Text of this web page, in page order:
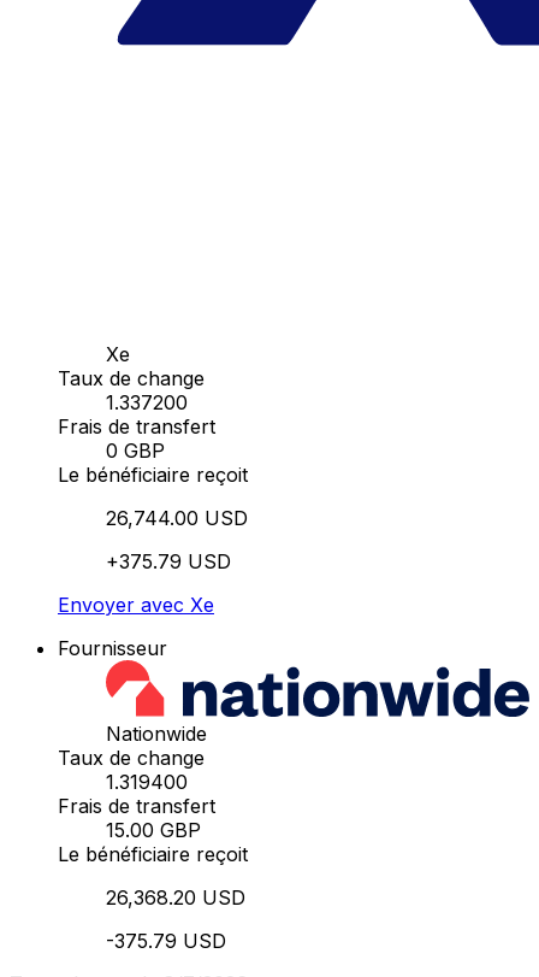
Xe
Taux de change
1.337200
Frais de transfert
0 GBP
Le bénéficiaire reçoit
26,744.00 USD
+375.79 USD
Envoyer avec Xe
Fournisseur
Nationwide
Taux de change
1.319400
Frais de transfert
15.00 GBP
Le bénéficiaire reçoit
26,368.20 USD
-375.79 USD